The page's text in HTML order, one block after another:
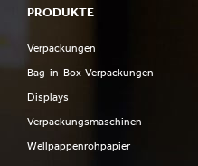
PRODUKTE
Verpackungen
Bag-in-Box-Verpackungen
Displays
Verpackungsmaschinen
Wellpappenrohpapier